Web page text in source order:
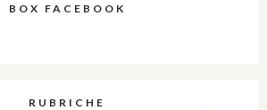
BOX FACEBOOK
RUBRICHE